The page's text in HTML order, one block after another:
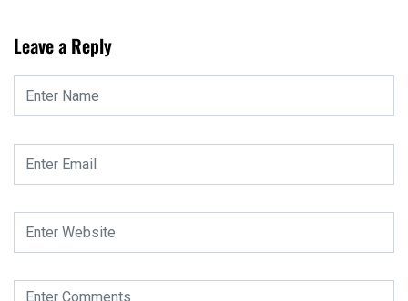
Leave a Reply